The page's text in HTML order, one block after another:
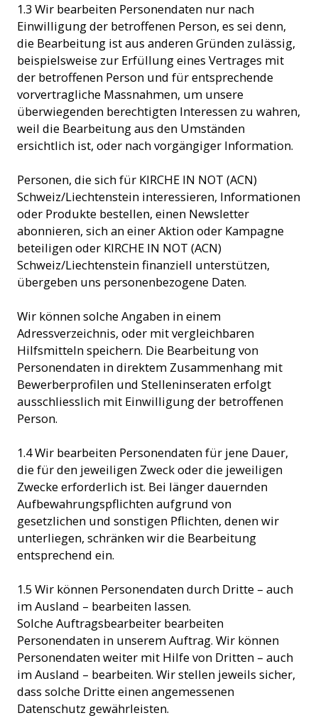
1.3 Wir bearbeiten Personendaten nur nach
Einwilligung der betroffenen Person, es sei denn,
die Bearbeitung ist aus anderen Gründen zulässig,
beispielsweise zur Erfüllung eines Vertrages mit
der betroffenen Person und für entsprechende
vorvertragliche Massnahmen, um unsere
überwiegenden berechtigten Interessen zu wahren,
weil die Bearbeitung aus den Umständen
ersichtlich ist, oder nach vorgängiger Information.
Personen, die sich für KIRCHE IN NOT (ACN)
Schweiz/Liechtenstein interessieren, Informationen
oder Produkte bestellen, einen Newsletter
abonnieren, sich an einer Aktion oder Kampagne
beteiligen oder KIRCHE IN NOT (ACN)
Schweiz/Liechtenstein finanziell unterstützen,
übergeben uns personenbezogene Daten.
Wir können solche Angaben in einem
Adressverzeichnis, oder mit vergleichbaren
Hilfsmitteln speichern. Die Bearbeitung von
Personendaten in direktem Zusammenhang mit
Bewerberprofilen und Stelleninseraten erfolgt
ausschliesslich mit Einwilligung der betroffenen
Person.
1.4 Wir bearbeiten Personendaten für jene Dauer,
die für den jeweiligen Zweck oder die jeweiligen
Zwecke erforderlich ist. Bei länger dauernden
Aufbewahrungspflichten aufgrund von
gesetzlichen und sonstigen Pflichten, denen wir
unterliegen, schränken wir die Bearbeitung
entsprechend ein.
1.5 Wir können Personendaten durch Dritte – auch
im Ausland – bearbeiten lassen.
Solche Auftragsbearbeiter bearbeiten
Personendaten in unserem Auftrag. Wir können
Personendaten weiter mit Hilfe von Dritten – auch
im Ausland – bearbeiten. Wir stellen jeweils sicher,
dass solche Dritte einen angemessenen
Datenschutz gewährleisten.